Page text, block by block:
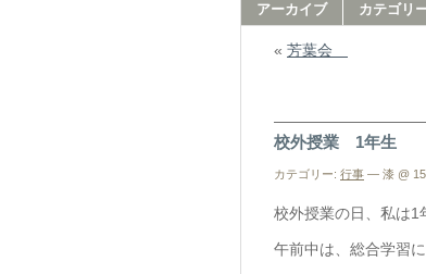
アーカイブ カテゴリ
« 芳葉会
校外授業 1年生
カテゴリー: 行事 — 漆 @
校外授業の日、私は1
午前中は、総合学習